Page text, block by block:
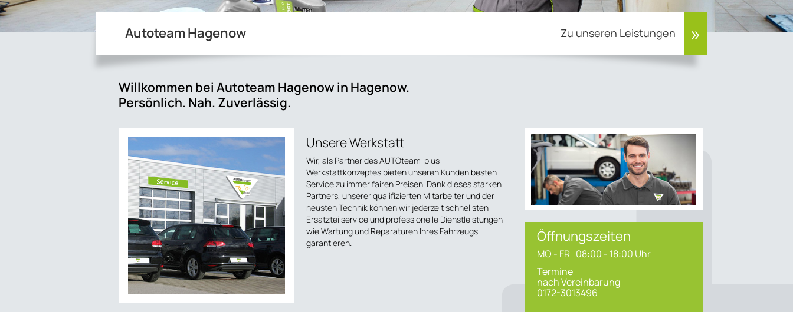
Autoteam Hagenow Zu unseren Leistungen
Willkommen bei Autoteam Hagenow in Hagenow.
Persönlich. Nah. Zuverlässig.
Unsere Werkstatt
Wir, als Partner des AUTOteam-plus-
Werkstattkonzeptes bieten unseren Kunden besten
Service zu immer fairen Preisen. Dank dieses starken
Partners, unserer qualifizierten Mitarbeiter und der
neusten Technik können wir jederzeit schnellsten
Ersatzteilservice und professionelle Dienstleistungen
wie Wartung und Reparaturen Ihres Fahrzeugs
garantieren.
Öffnungszeiten
MO - FR 08:00 - 18:00 Uhr
Termine
nach Vereinbarung
0172-3013496